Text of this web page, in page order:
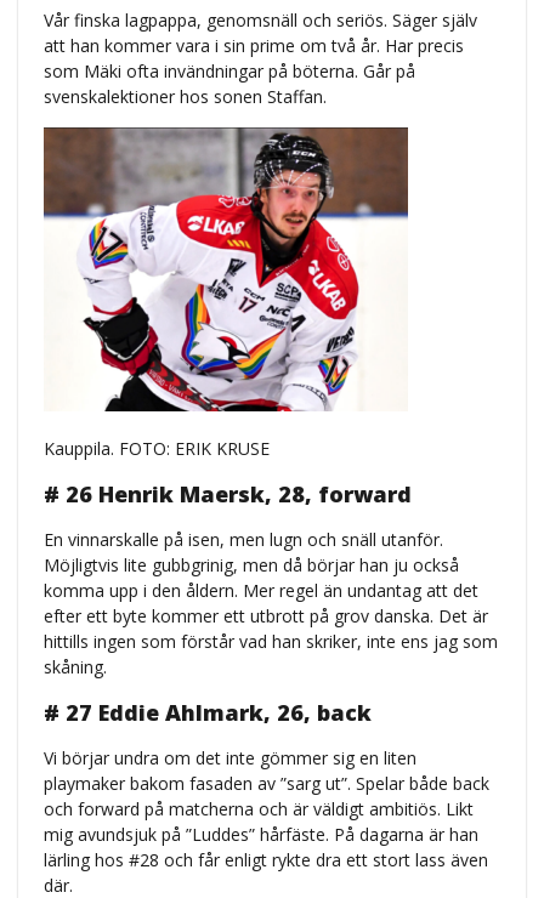
Vår finska lagpappa, genomsnäll och seriös. Säger själv
att han kommer vara i sin prime om två år. Har precis
som Mäki ofta invändningar på böterna. Går på
svenskalektioner hos sonen Staffan.
Kauppila. FOTO: ERIK KRUSE
# 26 Henrik Maersk, 28, forward
En vinnarskalle på isen, men lugn och snäll utanför.
Möjligtvis lite gubbgrinig, men då börjar han ju också
komma upp i den åldern. Mer regel än undantag att det
efter ett byte kommer ett utbrott på grov danska. Det är
hittills ingen som förstår vad han skriker, inte ens jag som
skåning.
# 27 Eddie Ahlmark, 26, back
Vi börjar undra om det inte gömmer sig en liten
playmaker bakom fasaden av ”sarg ut”. Spelar både back
och forward på matcherna och är väldigt ambitiös. Likt
mig avundsjuk på ”Luddes” hårfäste. På dagarna är han
lärling hos #28 och får enligt rykte dra ett stort lass även
där.